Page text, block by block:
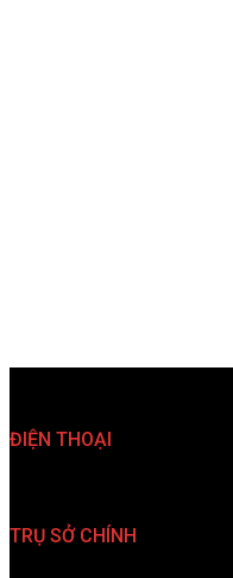
ĐIỆN THOẠI
TRỤ SỞ CHÍNH